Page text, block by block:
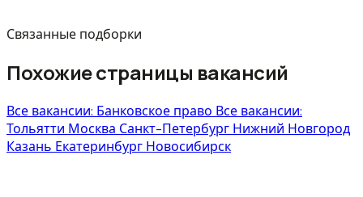
Связанные подборки
Похожие страницы вакансий
Все вакансии: Банковское право Все вакансии:
Тольятти Москва Санкт-Петербург Нижний Новгород
Казань Екатеринбург Новосибирск